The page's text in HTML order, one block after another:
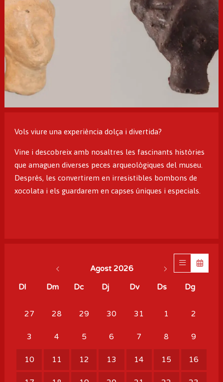
Vols viure una experiència dolça i divertida?
Vine i descobreix amb nosaltres les fascinants històries
que amaguen diverses peces arqueològiques del museu.
Després, les convertirem en irresistibles bombons de
xocolata i els guardarem en capses úniques i especials.
Agost 2026
Dl Dm Dc Dj Dv Ds Dg
No hi ha cap activitat aquest mes
27 28 29 30 31 1 2
3 4 5 6 7 8 9
10 11 12 13 14 15 16